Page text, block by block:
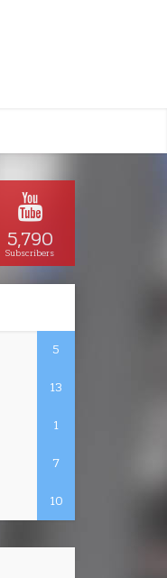
5,790
Subscribers
5
13
1
7
10